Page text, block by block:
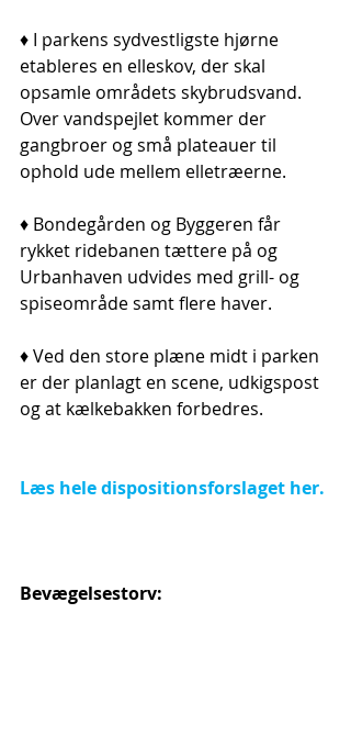
♦ I parkens sydvestligste hjørne
etableres en elleskov, der skal
opsamle områdets skybrudsvand.
Over vandspejlet kommer der
gangbroer og små plateauer til
ophold ude mellem elletræerne.
♦ Bondegården og Byggeren får
rykket ridebanen tættere på og
Urbanhaven udvides med grill- og
spiseområde samt flere haver.
♦ Ved den store plæne midt i parken
er der planlagt en scene, udkigspost
og at kælkebakken forbedres.
Læs hele dispositionsforslaget her.
Bevægelsestorv: